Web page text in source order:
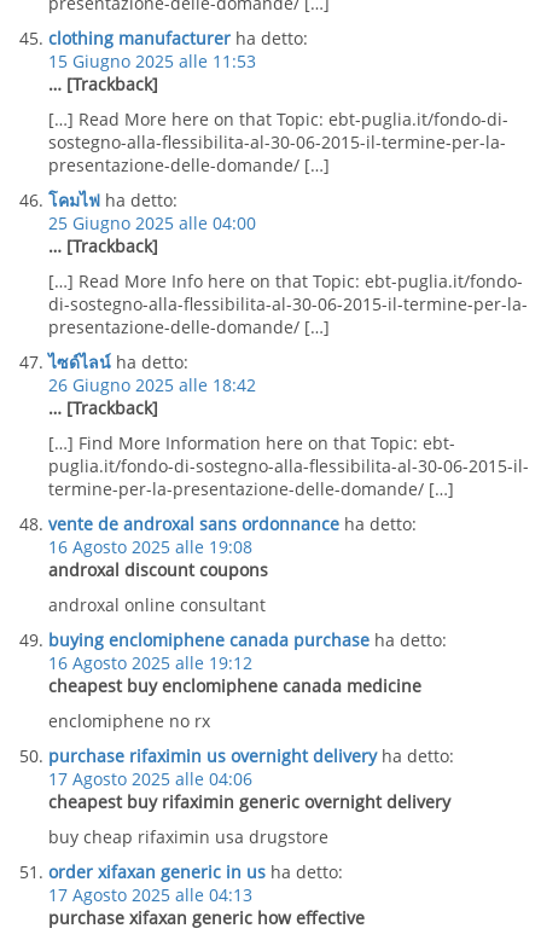
clothing manufacturer ha detto:
15 Giugno 2025 alle 11:53
… [Trackback]
[…] Read More here on that Topic: ebt-puglia.it/fondo-di-
sostegno-alla-flessibilita-al-30-06-2015-il-termine-per-la-
presentazione-delle-domande/ […]
โคมไฟ ha detto:
25 Giugno 2025 alle 04:00
… [Trackback]
[…] Read More Info here on that Topic: ebt-puglia.it/fondo-
di-sostegno-alla-flessibilita-al-30-06-2015-il-termine-per-la-
presentazione-delle-domande/ […]
ไซด์ไลน์ ha detto:
26 Giugno 2025 alle 18:42
… [Trackback]
[…] Find More Information here on that Topic: ebt-
puglia.it/fondo-di-sostegno-alla-flessibilita-al-30-06-2015-il-
termine-per-la-presentazione-delle-domande/ […]
vente de androxal sans ordonnance ha detto:
16 Agosto 2025 alle 19:08
androxal discount coupons
androxal online consultant
buying enclomiphene canada purchase ha detto:
16 Agosto 2025 alle 19:12
cheapest buy enclomiphene canada medicine
enclomiphene no rx
purchase rifaximin us overnight delivery ha detto:
17 Agosto 2025 alle 04:06
cheapest buy rifaximin generic overnight delivery
buy cheap rifaximin usa drugstore
order xifaxan generic in us ha detto:
17 Agosto 2025 alle 04:13
purchase xifaxan generic how effective